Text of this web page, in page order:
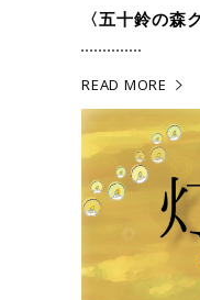
〈五十鈴の森
READ MORE